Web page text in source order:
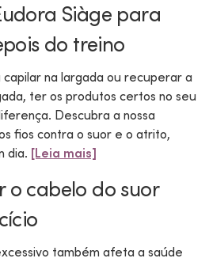
Siàge para
do treino
na largada ou recuperar a
ter os produtos certos no seu
Descubra a nossa
fios contra o suor e o atrito,
dia. [Leia mais]
o cabelo do suor
também afeta a saúde